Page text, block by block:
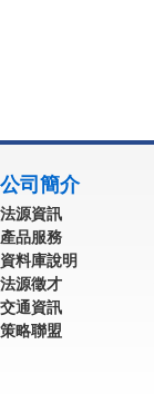
公司簡介
法源資訊
產品服務
資料庫說明
法源徵才
交通資訊
策略聯盟